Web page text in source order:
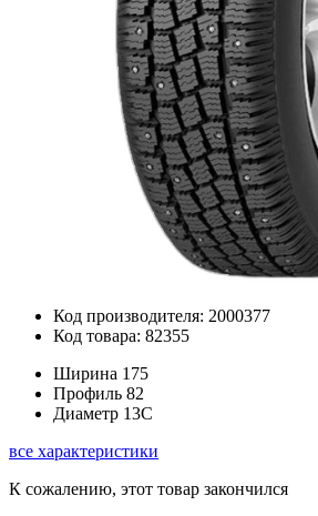
Код производителя: 2000377
Код товара: 82355
Ширина 175
Профиль 82
Диаметр 13C
все характеристики
К сожалению, этот товар закончился